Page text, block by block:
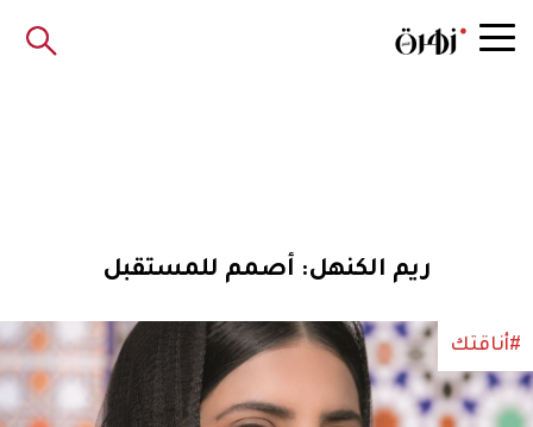
ريم الكنهل: أصمم للمستقبل
#أناقتك